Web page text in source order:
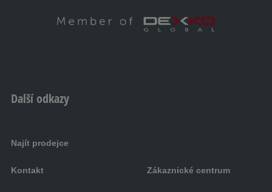
Další odkazy
Najít prodejce
Kontakt Zákaznické centrum